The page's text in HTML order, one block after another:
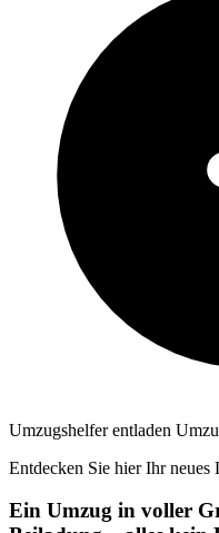
Umzugshelfer entladen
Entdecken Sie hier Ihr
Ein Umzug in voller